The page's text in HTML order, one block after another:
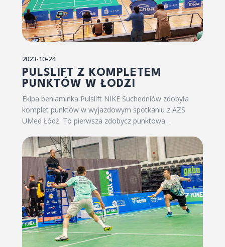
2023-10-24
PULSLIFT Z KOMPLETEM
PUNKTÓW W ŁODZI
Ekipa beniaminka Pulslift NIKE Suchedniów zdobyła
komplet punktów w wyjazdowym spotkaniu z AZS
UMed Łódź. To pierwsza zdobycz punktowa…